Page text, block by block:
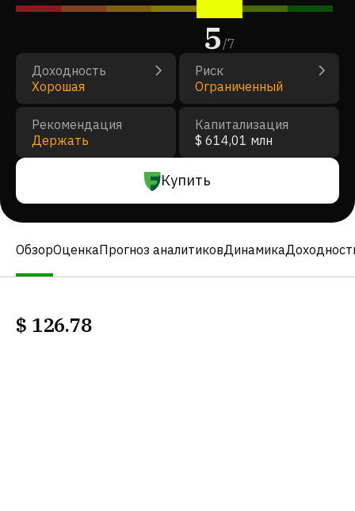
5/7
Доходность
Хорошая
Риск
Ограниченный
Рекомендация
Держать
Капитализация
$ 614,01 млн
Купить
ОбзорОценкаПрогноз аналитиковДинамика
$ 126.78